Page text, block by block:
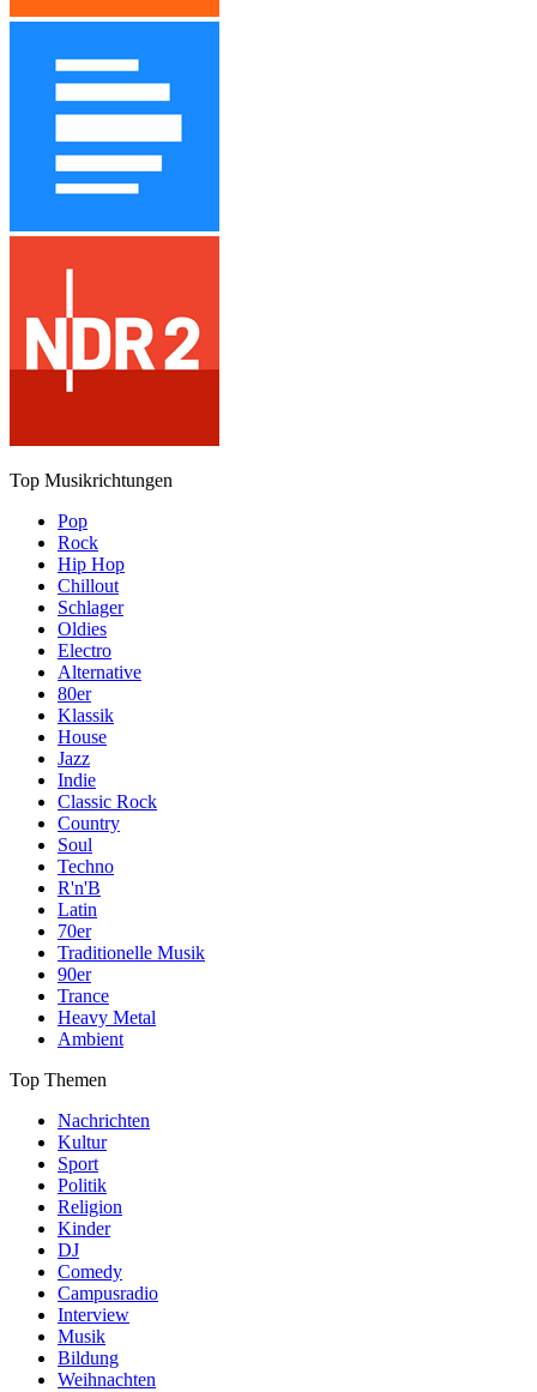
Top Musikrichtungen
Pop
Rock
Hip Hop
Chillout
Schlager
Oldies
Electro
Alternative
80er
Klassik
House
Jazz
Indie
Classic Rock
Country
Soul
Techno
R'n'B
Latin
70er
Traditionelle Musik
90er
Trance
Heavy Metal
Ambient
Top Themen
Nachrichten
Kultur
Sport
Politik
Religion
Kinder
DJ
Comedy
Campusradio
Interview
Musik
Bildung
Weihnachten